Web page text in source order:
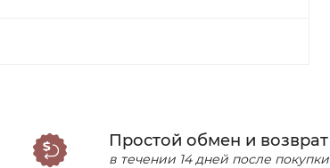
Простой обмен и возврат
в течении 14 дней после покупки